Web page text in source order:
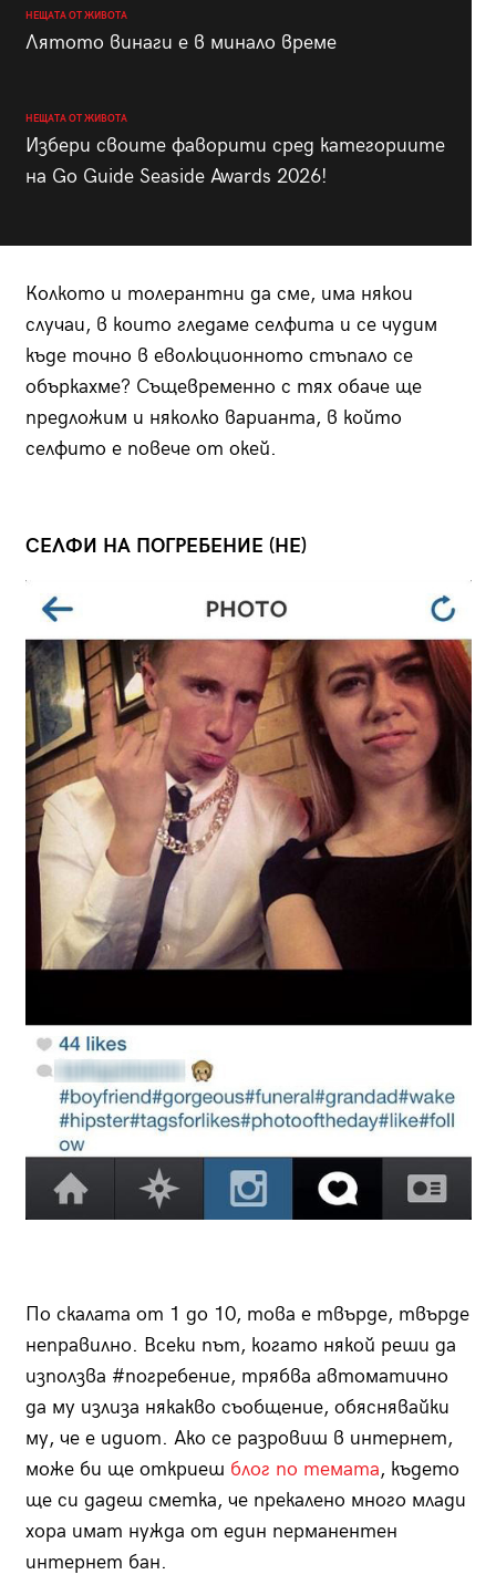
НЕЩАТА ОТ ЖИВОТА
Лятото винаги е в минало време
НЕЩАТА ОТ ЖИВОТА
Избери своите фаворити сред категориите
на Go Guide Seaside Awards 2026!
Колкото и толерантни да сме, има някои
случаи, в които гледаме селфита и се чудим
къде точно в еволюционното стъпало се
объркахме? Същевременно с тях обаче ще
предложим и няколко варианта, в който
селфито е повече от окей.
СЕЛФИ НА ПОГРЕБЕНИЕ (НЕ)
По скалата от 1 до 10, това е твърде, твърде
неправилно. Всеки път, когато някой реши да
използва #погребение, трябва автоматично
да му излиза някакво съобщение, обяснявайки
му, че е идиот. Ако се разровиш в интернет,
може би ще откриеш блог по темата, където
ще си дадеш сметка, че прекалено много млади
хора имат нужда от един перманентен
интернет бан.